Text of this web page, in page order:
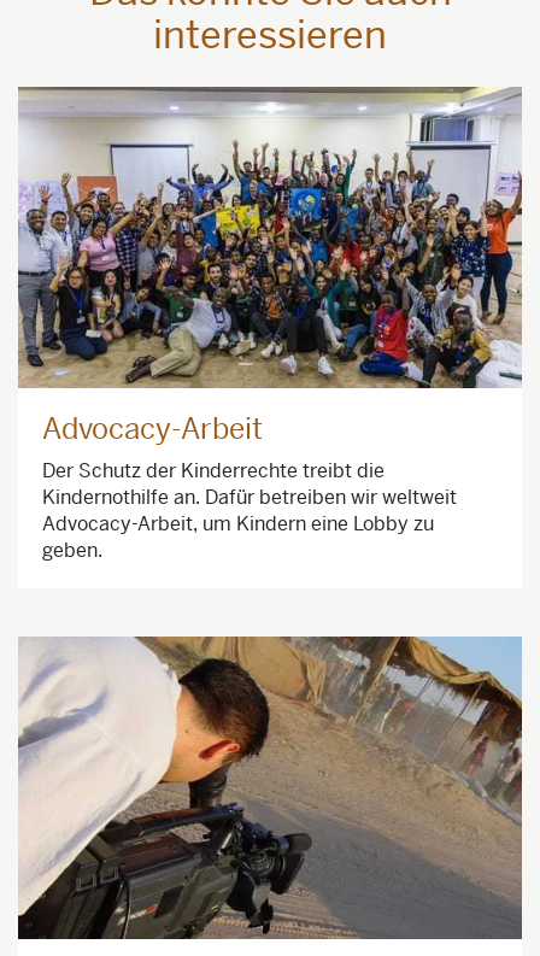
interessieren
Advocacy-Arbeit
Der Schutz der Kinderrechte treibt die
Kindernothilfe an. Dafür betreiben wir weltweit
Advocacy-Arbeit, um Kindern eine Lobby zu
geben.